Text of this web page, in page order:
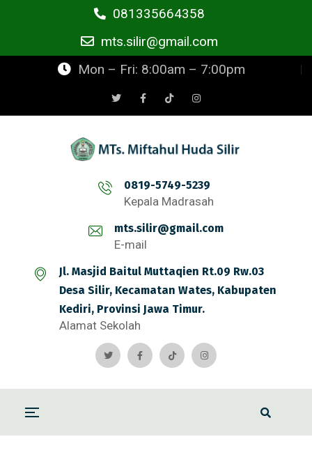
081335664358
mts.silir@gmail.com
Mon – Fri: 8:00am – 7:00pm
0819-5749-5239
Kepala Madrasah
mts.silir@gmail.com
E-mail
Jl. Masjid Baitul Muttaqien Rt.09 Rw.03
Desa Silir, Kecamatan Wates, Kabupaten
Kediri, Provinsi Jawa Timur.
Alamat Sekolah